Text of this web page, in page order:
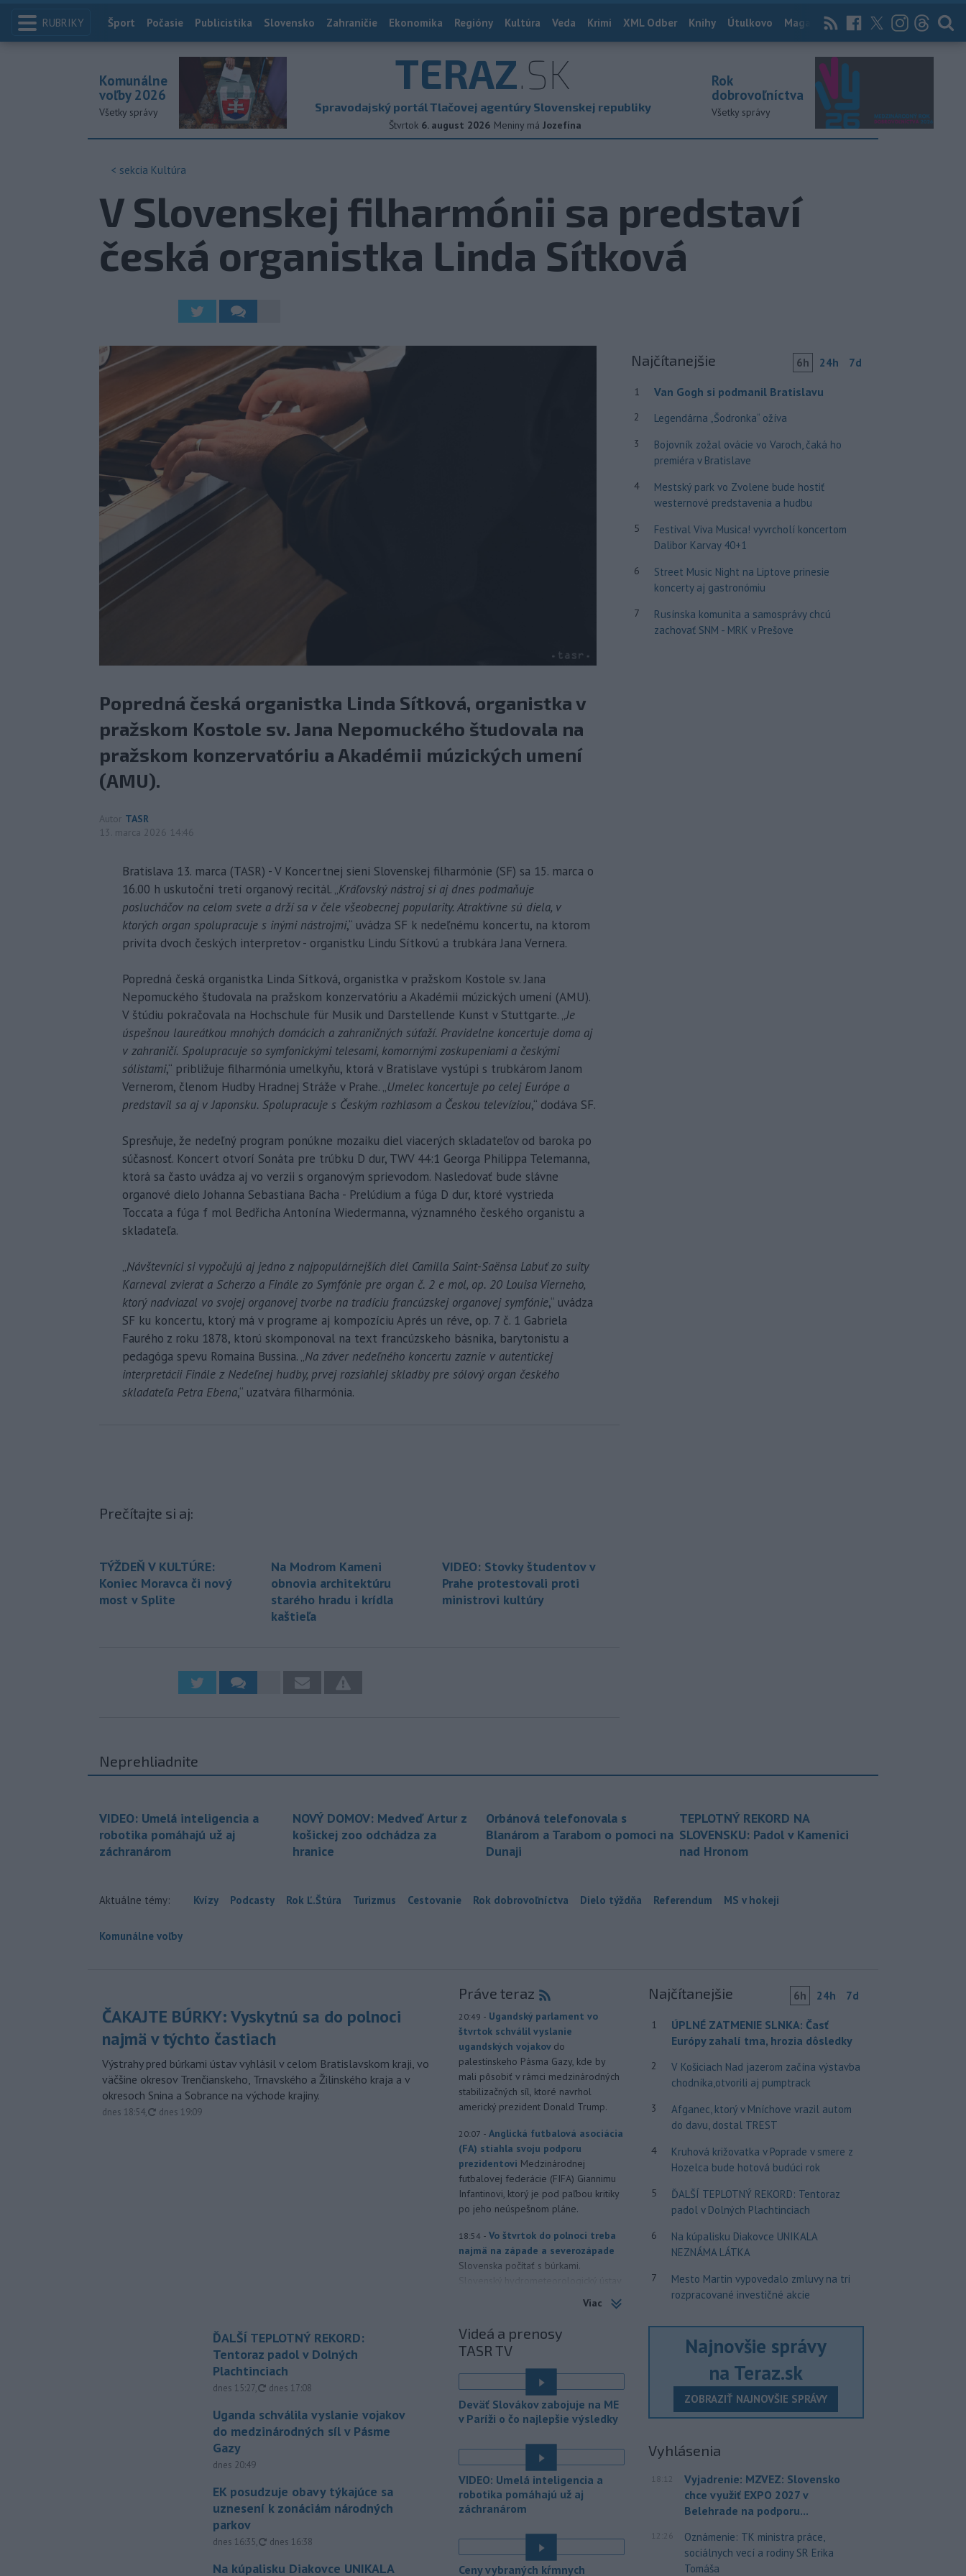
RUBRIKY Index
Šport Počasie Publicistika Slovensko Zahraničie Ekonomika Regióny Kultúra Veda Krimi XML Odber Knihy Útulkovo Magazín News Now Archív
TERAZ.SK
Spravodajský portál Tlačovej agentúry Slovenskej republiky
Štvrtok 6. august 2026 Meniny má Jozefína
Komunálne
voľby 2026
Všetky správy
Rok
dobrovoľníctva
Všetky správy
< sekcia Kultúra
V Slovenskej filharmónii sa predstaví
česká organistka Linda Sítková
Popredná česká organistka Linda Sítková, organistka v
pražskom Kostole sv. Jana Nepomuckého študovala na
pražskom konzervatóriu a Akadémii múzických umení
(AMU).
Autor TASR
13. marca 2026 14:46
Bratislava 13. marca (TASR) - V Koncertnej sieni Slovenskej filharmónie (SF) sa 15. marca o
16.00 h uskutoční tretí organový recitál. „Kráľovský nástroj si aj dnes podmaňuje
poslucháčov na celom svete a drží sa v čele všeobecnej popularity. Atraktívne sú diela, v
ktorých organ spolupracuje s inými nástrojmi,“ uvádza SF k nedeľnému koncertu, na ktorom
privíta dvoch českých interpretov - organistku Lindu Sítkovú a trubkára Jana Vernera.
Popredná česká organistka Linda Sítková, organistka v pražskom Kostole sv. Jana
Nepomuckého študovala na pražskom konzervatóriu a Akadémii múzických umení (AMU).
V štúdiu pokračovala na Hochschule für Musik und Darstellende Kunst v Stuttgarte. „Je
úspešnou laureátkou mnohých domácich a zahraničných súťaží. Pravidelne koncertuje doma aj
v zahraničí. Spolupracuje so symfonickými telesami, komornými zoskupeniami a českými
sólistami,“ približuje filharmónia umelkyňu, ktorá v Bratislave vystúpi s trubkárom Janom
Vernerom, členom Hudby Hradnej Stráže v Prahe. „Umelec koncertuje po celej Európe a
predstavil sa aj v Japonsku. Spolupracuje s Českým rozhlasom a Českou televíziou,“ dodáva SF.
Spresňuje, že nedeľný program ponúkne mozaiku diel viacerých skladateľov od baroka po
súčasnosť. Koncert otvorí Sonáta pre trúbku D dur, TWV 44:1 Georga Philippa Telemanna,
ktorá sa často uvádza aj vo verzii s organovým sprievodom. Nasledovať bude slávne
organové dielo Johanna Sebastiana Bacha - Prelúdium a fúga D dur, ktoré vystrieda
Toccata a fúga f mol Bedřicha Antonína Wiedermanna, významného českého organistu a
skladateľa.
„Návštevníci si vypočujú aj jedno z najpopulárnejších diel Camilla Saint-Saënsa Labuť zo suity
Karneval zvierat a Scherzo a Finále zo Symfónie pre organ č. 2 e mol, op. 20 Louisa Vierneho,
ktorý nadviazal vo svojej organovej tvorbe na tradíciu francúzskej organovej symfónie,“ uvádza
SF ku koncertu, ktorý má v programe aj kompozíciu Aprés un réve, op. 7 č. 1 Gabriela
Faurého z roku 1878, ktorú skomponoval na text francúzskeho básnika, barytonistu a
pedagóga spevu Romaina Bussina. „Na záver nedeľného koncertu zaznie v autentickej
interpretácii Finále z Nedeľnej hudby, prvej rozsiahlej skladby pre sólový organ českého
skladateľa Petra Ebena,“ uzatvára filharmónia.
Prečítajte si aj:
TÝŽDEŇ V KULTÚRE:
Koniec Moravca či nový
most v Splite
Na Modrom Kameni
obnovia architektúru
starého hradu i krídla
kaštieľa
VIDEO: Stovky študentov v
Prahe protestovali proti
ministrovi kultúry
Najčítanejšie 6h 24h 7d
1 Van Gogh si podmanil Bratislavu
2 Legendárna „Šodronka“ ožíva
3
Bojovník zožal ovácie vo Varoch, čaká ho
premiéra v Bratislave
4
Mestský park vo Zvolene bude hostiť
westernové predstavenia a hudbu
5
Festival Viva Musica! vyvrcholí koncertom
Dalibor Karvay 40+1
6
Street Music Night na Liptove prinesie
koncerty aj gastronómiu
7
Rusínska komunita a samosprávy chcú
zachovať SNM - MRK v Prešove
Neprehliadnite
VIDEO: Umelá inteligencia a
robotika pomáhajú už aj
záchranárom
NOVÝ DOMOV: Medveď Artur z
košickej zoo odchádza za
hranice
Orbánová telefonovala s
Blanárom a Tarabom o pomoci na
Dunaji
TEPLOTNÝ REKORD NA
SLOVENSKU: Padol v Kamenici
nad Hronom
Aktuálne témy: Kvízy Podcasty Rok Ľ.Štúra Turizmus Cestovanie Rok dobrovoľníctva Dielo týždňa Referendum MS v hokeji
Komunálne voľby
ČAKAJTE BÚRKY: Vyskytnú sa do polnoci
najmä v týchto častiach
Výstrahy pred búrkami ústav vyhlásil v celom Bratislavskom kraji, vo
väčšine okresov Trenčianskeho, Trnavského a Žilinského kraja a v
okresoch Snina a Sobrance na východe krajiny.
dnes 18:54, aktualizované
dnes 19:09
ĎALŠÍ TEPLOTNÝ REKORD:
Tentoraz padol v Dolných
Plachtinciach
dnes 15:27, aktualizované
dnes 17:08
Uganda schválila vyslanie vojakov
do medzinárodných síl v Pásme
Gazy
dnes 20:49
EK posudzuje obavy týkajúce sa
uznesení k zonáciám národných
parkov
dnes 16:35, aktualizované
dnes 16:38
Na kúpalisku Diakovce UNIKALA
Práve teraz
20:49 - Ugandský parlament vo
štvrtok schválil vyslanie
ugandských vojakov do
palestínskeho Pásma Gazy, kde by
mali pôsobiť v rámci medzinárodných
stabilizačných síl, ktoré navrhol
americký prezident Donald Trump.
20:07 - Anglická futbalová asociácia
(FA) stiahla svoju podporu
prezidentovi Medzinárodnej
futbalovej federácie (FIFA) Giannimu
Infantinovi, ktorý je pod paľbou kritiky
po jeho neúspešnom pláne.
18:54 - Vo štvrtok do polnoci treba
najmä na západe a severozápade
Slovenska počítať s búrkami.
(SHMÚ) vydal výstrahy prvého stupňa.
Platia aj v okresoch Snina a Sobrance.
18:19 - Polícia v súčinnosti s ďalšími
záchrannými zložkami zasahuje
termálnom kúpalisku v Diakovciach.
- V dunajských prístavoch v
Bratislave, Komárne a Štúrove v
prvom polroku 2026 zaznamenali
kajutových a výletných plavidiel.
17:28 - Republikánmi ovládaný výbor
amerického Senátu vo štvrtok
označil lekára Anthonyho Fauciho za
právomociam Kongresu.
17:14 - Jemenskí povstalci húsíovia
Viac
Videá a prenosy
TASR TV
Deväť Slovákov zabojuje na ME
v Paríži o čo najlepšie výsledky
VIDEO: Umelá inteligencia a
robotika pomáhajú už aj
záchranárom
Ceny vybraných kŕmnych
Najčítanejšie 6h 24h 7d
1
ÚPLNÉ ZATMENIE SLNKA: Časť
Európy zahalí tma, hrozia dôsledky
2
V Košiciach Nad jazerom začína výstavba
chodníka,otvorili aj pumptrack
3
Afganec, ktorý v Mníchove vrazil autom
do davu, dostal TREST
4
Kruhová križovatka v Poprade v smere z
Hozelca bude hotová budúci rok
5
ĎALŠÍ TEPLOTNÝ REKORD: Tentoraz
padol v Dolných Plachtinciach
6
Na kúpalisku Diakovce UNIKALA
NEZNÁMA LÁTKA
7
Mesto Martin vypovedalo zmluvy na tri
rozpracované investičné akcie
Najnovšie správy
na Teraz.sk
ZOBRAZIŤ NAJNOVŠIE SPRÁVY
Vyhlásenia
18:12
Vyjadrenie: MZVEZ: Slovensko
chce využiť EXPO 2027 v
Belehrade na podporu...
12:26
Oznámenie: TK ministra práce,
sociálnych vecí a rodiny SR Erika
Tomáša